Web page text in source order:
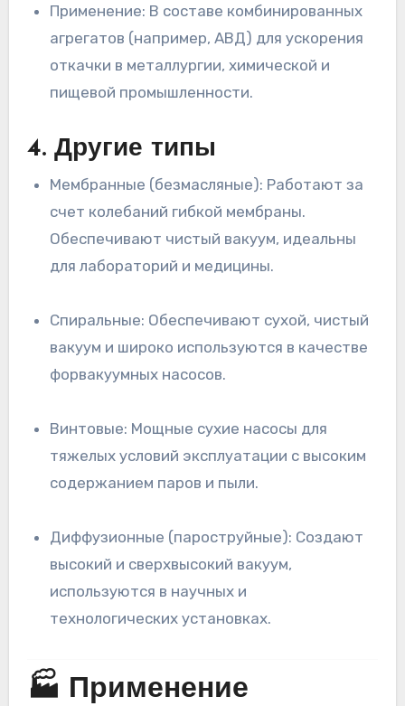
Применение: В составе комбинированных
агрегатов (например, АВД) для ускорения
откачки в металлургии, химической и
пищевой промышленности.
4. Другие типы
Мембранные (безмасляные): Работают за
счет колебаний гибкой мембраны.
Обеспечивают чистый вакуум, идеальны
для лабораторий и медицины.
Спиральные: Обеспечивают сухой, чистый
вакуум и широко используются в качестве
форвакуумных насосов.
Винтовые: Мощные сухие насосы для
тяжелых условий эксплуатации с высоким
содержанием паров и пыли.
Диффузионные (пароструйные): Создают
высокий и сверхвысокий вакуум,
используются в научных и
технологических установках.
🏭 Применение